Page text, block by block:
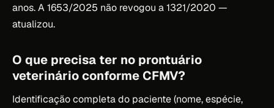
anos. A 1653/2025 não revogou a 1321/2020 —
atualizou.
O que precisa ter no prontuário
veterinário conforme CFMV?
Identificação completa do paciente (nome, espécie,